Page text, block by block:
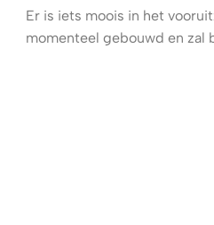
Er is iets moois in het
momenteel gebouwd en zal